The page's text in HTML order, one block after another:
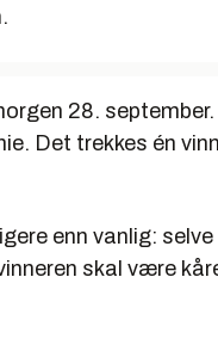
.
28. september. I
Det trekkes én
enn vanlig: selve
skal være